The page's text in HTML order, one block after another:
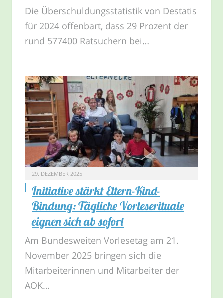
Die Überschuldungsstatistik von Destatis
für 2024 offenbart, dass 29 Prozent der
rund 577400 Ratsuchern bei…
29. DEZEMBER 2025
Initiative stärkt Eltern-Kind-
Bindung: Tägliche Vorleserituale
eignen sich ab sofort
Am Bundesweiten Vorlesetag am 21.
November 2025 bringen sich die
Mitarbeiterinnen und Mitarbeiter der
AOK…